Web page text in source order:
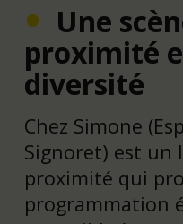
Une
proximité
diversité
Chez Simone
Signoret) est un
proximité qui
programmation